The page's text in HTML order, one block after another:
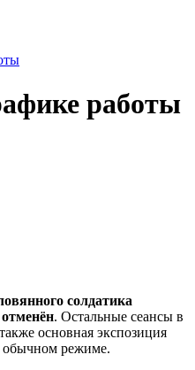
работы
солдатика
. Остальные сеансы в
основная экспозиция
обычном режиме.